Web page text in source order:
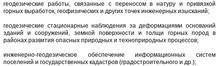
геодезические работы, связанные с переносом в натуру и привязкой
горных выработок, геофизических и других точек инженерных изысканий;
геодезические стационарные наблюдения за деформациями оснований
зданий и сооружений, земной поверхности и толщи горных пород в
районах развития опасных природных и техноприродных процессов;
инженерно-геодезическое обеспечение информационных систем
поселений и государственных кадастров (градостроительного и др.);